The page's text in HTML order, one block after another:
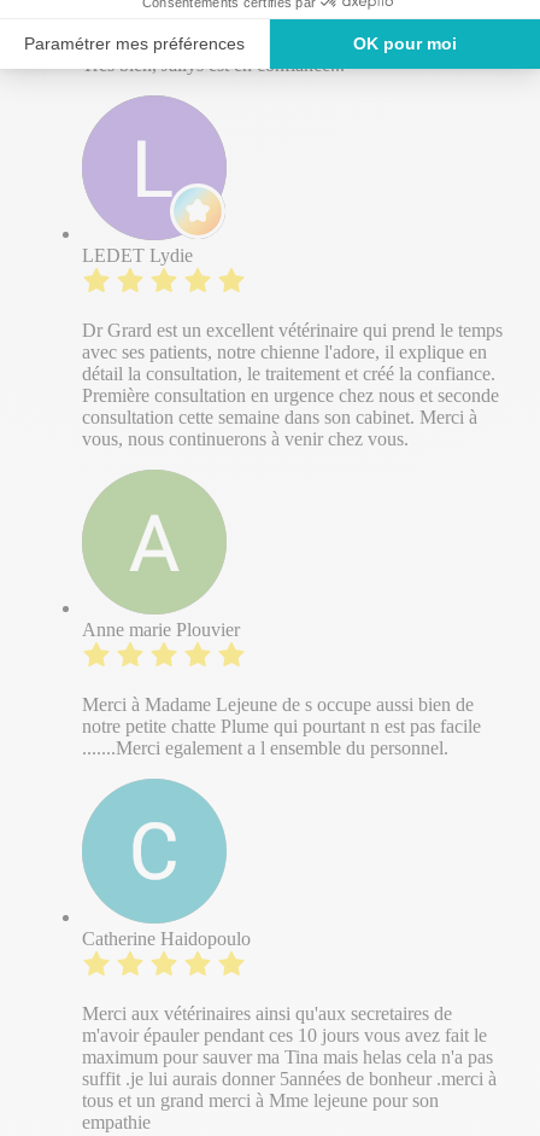
Très bien, Jailys est en confiance...
LEDET Lydie
Dr Grard est un excellent vétérinaire qui prend le temps
avec ses patients, notre chienne l'adore, il explique en
détail la consultation, le traitement et créé la confiance.
Première consultation en urgence chez nous et seconde
consultation cette semaine dans son cabinet. Merci à
vous, nous continuerons à venir chez vous.
Anne marie Plouvier
Merci à Madame Lejeune de s occupe aussi bien de
notre petite chatte Plume qui pourtant n est pas facile
.......Merci egalement a l ensemble du personnel.
Catherine Haidopoulo
Merci aux vétérinaires ainsi qu'aux secretaires de
m'avoir épauler pendant ces 10 jours vous avez fait le
maximum pour sauver ma Tina mais helas cela n'a pas
suffit .je lui aurais donner 5années de bonheur .merci à
tous et un grand merci à Mme lejeune pour son
empathie